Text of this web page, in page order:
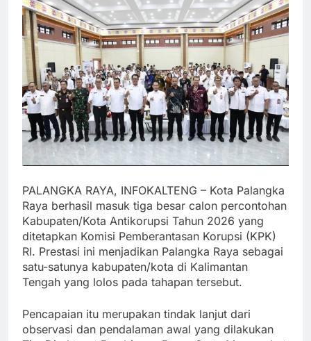
PALANGKA RAYA, INFOKALTENG – Kota Palangka
Raya berhasil masuk tiga besar calon percontohan
Kabupaten/Kota Antikorupsi Tahun 2026 yang
ditetapkan Komisi Pemberantasan Korupsi (KPK)
RI. Prestasi ini menjadikan Palangka Raya sebagai
satu-satunya kabupaten/kota di Kalimantan
Tengah yang lolos pada tahapan tersebut.
Pencapaian itu merupakan tindak lanjut dari
observasi dan pendalaman awal yang dilakukan